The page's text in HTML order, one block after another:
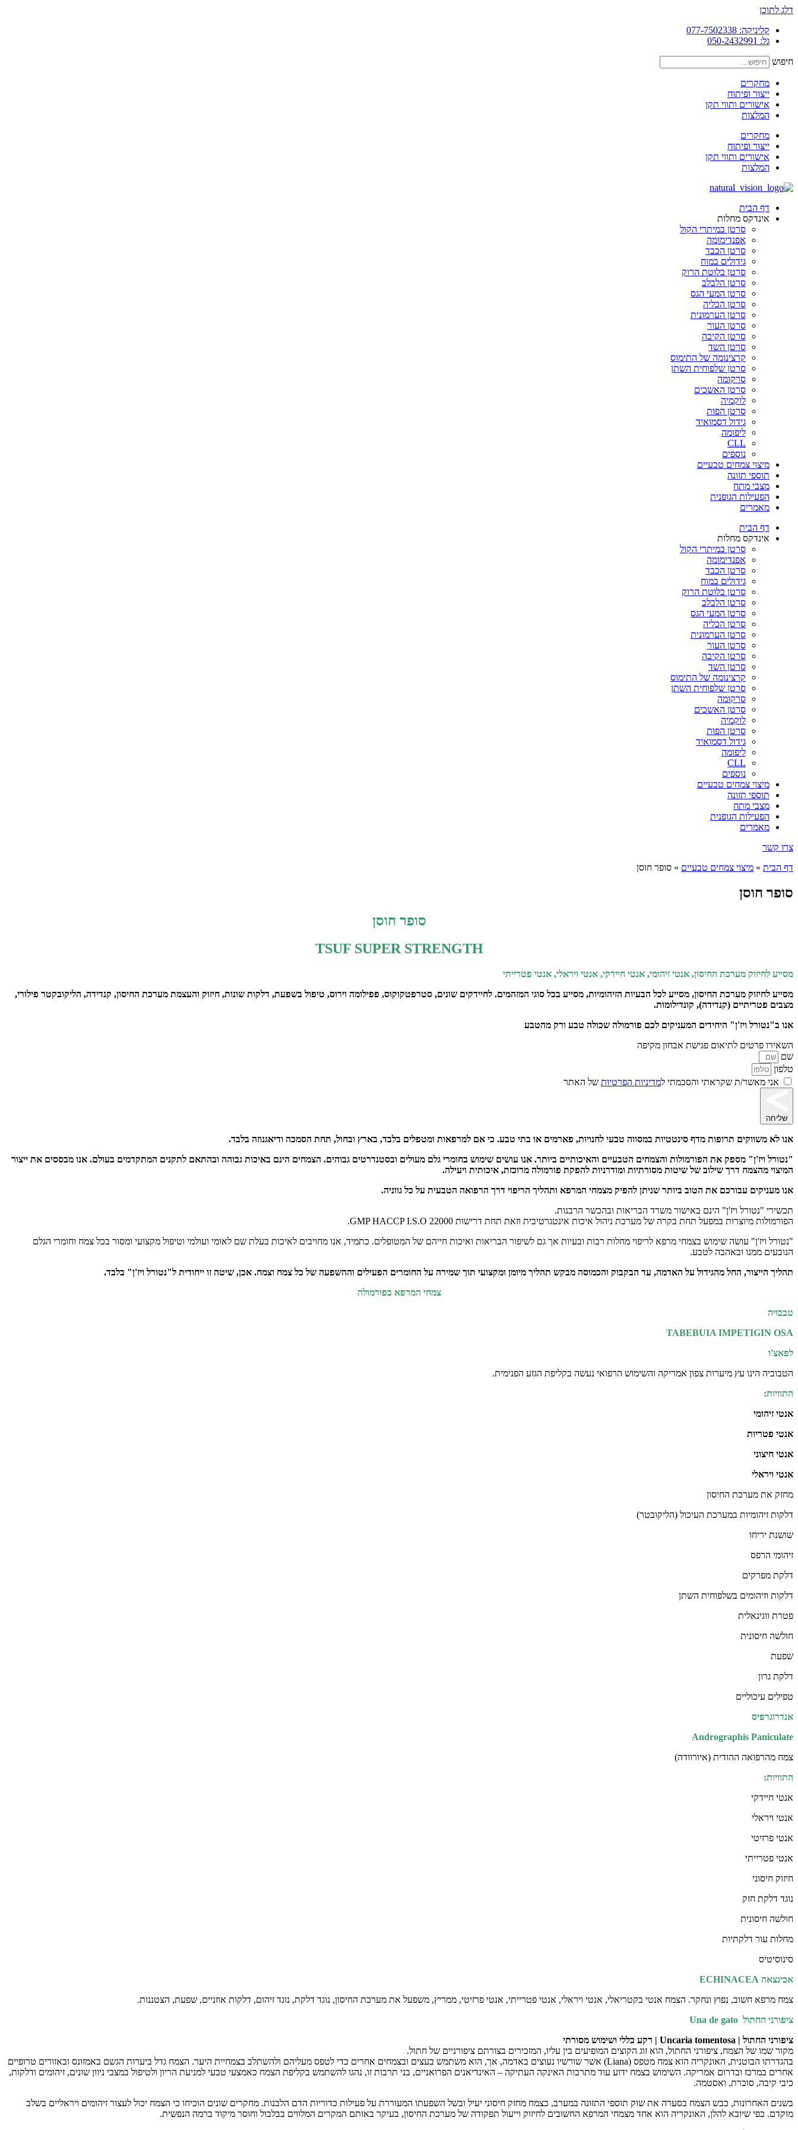
דלג לתוכן
קליניקה: 077-7502338
גל: 050-2432991
חיפוש
מחקרים
ייצור ופיתוח
אישורים ותווי תקן
המלצות
מחקרים
ייצור ופיתוח
אישורים ותווי תקן
המלצות
דף הבית
אינדקס מחלות
סרטן במיתרי הקול
אפנדימומה
סרטן הכבד
גידולים במוח
סרטן בלוטת הרוק
סרטן הלבלב
סרטן המעי הגס
סרטן הכליה
סרטן הערמונית
סרטן העור
סרטן הקיבה
סרטן השד
קרצינומה של התימוס
סרטן שלפוחית השתן
סרקומה
סרטן האשכים
לוקמיה
סרטן הפות
גידול דסמואיד
ליפומה
CLL
נוספים
מיצוי צמחים טבעיים
תוספי תזונה
מצבי מתח
הפעילות הגופנית
מאמרים
דף הבית
אינדקס מחלות
סרטן במיתרי הקול
אפנדימומה
סרטן הכבד
גידולים במוח
סרטן בלוטת הרוק
סרטן הלבלב
סרטן המעי הגס
סרטן הכליה
סרטן הערמונית
סרטן העור
סרטן הקיבה
סרטן השד
קרצינומה של התימוס
סרטן שלפוחית השתן
סרקומה
סרטן האשכים
לוקמיה
סרטן הפות
גידול דסמואיד
ליפומה
CLL
נוספים
מיצוי צמחים טבעיים
תוספי תזונה
מצבי מתח
הפעילות הגופנית
מאמרים
צרו קשר
דף הבית » מיצוי צמחים טבעיים » סופר חוסן
סופר חוסן
סופר חוסן
TSUF SUPER STRENGTH
מסייע לחיזוק מערכת החיסון, אנטי זיהומי, אנטי חיידקי, אנטי ויראלי, אנטי פטרייתי
מסייע לחיזוק מערכת החיסון, מסייע לכל הבעיות הזיהומיות, מסייע בכל סוגי המזהמים. לחיידקים שונים, סטרפטקוקוס, פפילומה וירוס, טיפול בשפעת, דלקות שונות, חיזוק והעצמת מערכת החיסון, קנדידה, הליקובקטר פילורי,
מצבים פטריתיים (קנדידה), קונדילומות.
אנו ב"נטורל ויז'ן" היחידים המעניקים לכם פורמולה שכולה טבע ורק מהטבע
השאירו פרטים לתיאום פגישת אבחון מקיפה
שם
טלפון
אני מאשר/ת שקראתי והסכמתי למדיניות הפרטיות של האתר
שליחה
אנו לא משווקים תרופות מדף סינטטיות במסווה טבעי לחנויות, פארמים או בתי טבע. כי אם למרפאות ומטפלים בלבד, בארץ ובחול, תחת הסמכה ודיאגנוזה בלבד.
"נטורל ויז'ן" מספק את הפורמולות והצמחים הטבעיים והאיכותיים ביותר. אנו עושים שימוש בחומרי גלם מעולים ובסטנדרטים גבוהים. הצמחים הינם באיכות גבוהה ובהתאם לתקנים המתקדמים בעולם. אנו מבססים את ייצור
המיצוי מהצמח דרך שילוב של שיטות מסורתיות ומודרניות להפקת פורמולה מרוכזת, איכותית ויעילה.
אנו מעניקים עבורכם את הטוב ביותר שניתן להפיק מצמחי המרפא ותהליך הריפוי דרך הרפואה הטבעית על כל גווניה.
תכשירי "נטורל ויז'ן" הינם באישור משרד הבריאות ובהכשר הרבנות.
הפורמולות מיוצרות במפעל תחת בקרה של מערכת ניהול איכות אינטגרטיבית וזאת תחת דרישות GMP HACCP I.S.O 22000.
"נטורל ויז'ן" עושה שימוש בצמחי מרפא לריפוי מחלות רבות ובעיות אך גם לשיפור הבריאות ואיכות חייהם של המטופלים. כתמיד, אנו מחויבים לאיכות בעלת שם לאומי ועולמי וטיפול מקצועי ומסור בכל צמח וחומרי הגלם
הנובעים ממנו ובאהבה לטבע.
תהליך הייצור, החל מהגידול על האדמה, עד הבקבוק והכמוסה מבקש תהליך מיומן ומקצועי תוך שמירה על החומרים הפעילים וההשפעה של כל צמח וצמח. אכן, שיטה זו ייחודית ל"נטורל ויז'ן" בלבד.
צמחי המרפא בפורמולה
טבבויה
TABEBUIA IMPETIGIN OSA
לפאצ'ו
הטבוביה הינו עץ מיערות צפון אמריקה והשימוש הרפואי נעשה בקליפת הגזע הפנימית.
התוויות:
אנטי זיהומי
אנטי פטריות
אנטי חיצוני
אנטי ויראלי
מחזק את מערכת החיסון
דלקות זיהומיות במערכת העיכול (הליקובטר)
שושנת יריחו
זיהומי הרפס
דלקת מפרקים
דלקות וזיהומים בשלפוחית השתן
פטרת ווגינאלית
חולשה חיסונית
שפעת
דלקת גרון
טפילים עיכוליים
אנדרוגרפיס
Andrographis Paniculate
צמח מהרפואה ההודית (איורוודה)
התוויות:
אנטי חיידקי
אנטי ויראלי
אנטי פרזיטי
אנטי פטרייתי
חיזוק חיסוני
נוגד דלקת חזק
חולשה חיסונית
מחלות עור דלקתיות
סינוסיטיס
אכינצאה ECHINACEA
צמח מרפא חשוב, נפוץ ונחקר. הצמח אנטי בקטריאלי, אנטי ויראלי, אנטי פטרייתי, אנטי פרזיטי, ממריץ, משפעל את מערכת החיסון, נוגד דלקת, נוגד זיהום, דלקות אוזניים, שפעת, הצטננות.
ציפורני החתול Una de gato
ציפורני החתול
רקע כללי ושימוש מסורתי
מקור שמו של הצמח, ציפורני החתול, הוא זוג הקוצים המופיעים בין עליו, המזכירים בצורתם ציפורניים של חתול.
בהגדרתו הבוטנית, האונקריה הוא צמח מטפס (Liana) אשר שורשיו נעוצים באדמה, אך, הוא משתמש בעצים ובצמחים אחרים כדי לטפס מעליהם ולהשתלב בצמחיית היער. הצמח גדל ביערות הגשם באמזונס ובאזורים טרופיים
אחרים במרכז ובדרום אמריקה. השימוש בצמח ידוע עוד מתרבות האינקה העתיקה – האינדיאנים הפרואניים, בני תרבות זו, נהגו להשתמש בקליפת הצמח כאמצעי טבעי למניעת הריון ולטיפול במצבי ניוון שונים, זיהומים ודלקות,
כיבי קיבה, סוכרת, ואסטמה.
בשנים האחרונות, כבש הצמח בסערה את שוק תוספי התזונה במערב, כצמח מחזק חיסוני יעיל ובשל השפעתו המעוררת על פעילות כדוריות הדם הלבנות. מחקרים שונים הוכיחו כי הצמח יכול לעצור זיהומים ויראליים בשלב
מוקדם. כפי שיובא להלן, האונקריה הוא אחד מצמחי המרפא החשובים לחיזוק וייעול תפקודה של מערכת החיסון, בעיקר באותם המקרים המלווים בבלבול וחוסר מיקוד ברמה הנפשית.